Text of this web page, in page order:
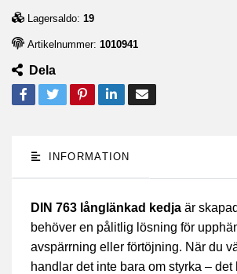
Lagersaldo: 19
Artikelnummer: 1010941
Dela
INFORMATION
DIN 763 långlänkad kedja är
behöver en pålitlig lösning för
avspärrning eller förtöjning. När du
handlar det inte bara om styrka – det